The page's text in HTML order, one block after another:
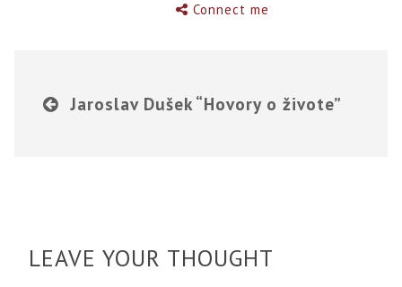
Connect me
Jaroslav Dušek “Hovory o živote”
LEAVE YOUR THOUGHT